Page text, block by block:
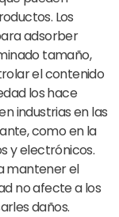
Los
adsorber
tamaño,
el contenido
los hace
industrias en las
como en la
y electrónicos.
mantener el
no afecte a los
daños.